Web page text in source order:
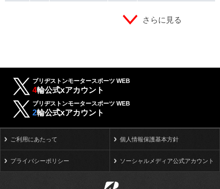
さらに見る
ブリヂストンモータースポーツ WEB
4輪公式xアカウント
ブリヂストンモータースポーツ WEB
2輪公式xアカウント
ご利用にあたって 個人情報保護基本方針
プライバシーポリシー ソーシャルメディア公式アカウント